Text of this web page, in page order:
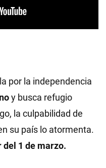
por la independencia
y busca refugio
la culpabilidad de
su país lo atormenta.
del 1 de marzo.